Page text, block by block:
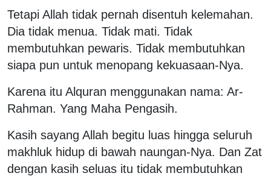
Tetapi Allah tidak pernah disentuh kelemahan.
Dia tidak menua. Tidak mati. Tidak
membutuhkan pewaris. Tidak membutuhkan
siapa pun untuk menopang kekuasaan-Nya.
Karena itu Alquran menggunakan nama: Ar-
Rahman. Yang Maha Pengasih.
Kasih sayang Allah begitu luas hingga seluruh
makhluk hidup di bawah naungan-Nya. Dan Zat
dengan kasih seluas itu tidak membutuhkan